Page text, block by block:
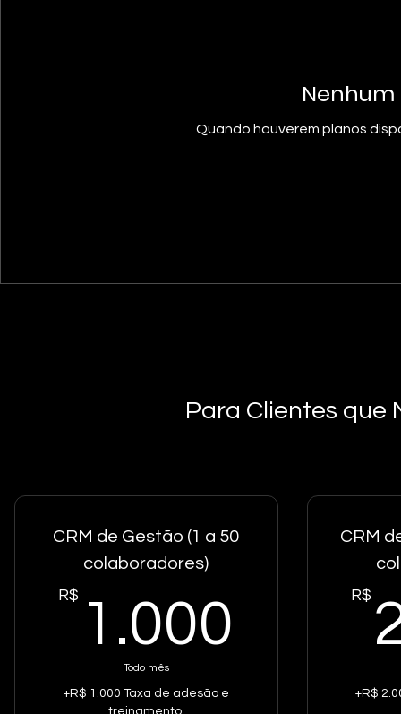
Quando houverem planos
Para Clientes que
CRM de Gestão (1 a 50
colaboradores)
R$ 1.000
Todo mês
+R$ 1.000 Taxa de adesão e
treinamento.
CRM
R$
+R$